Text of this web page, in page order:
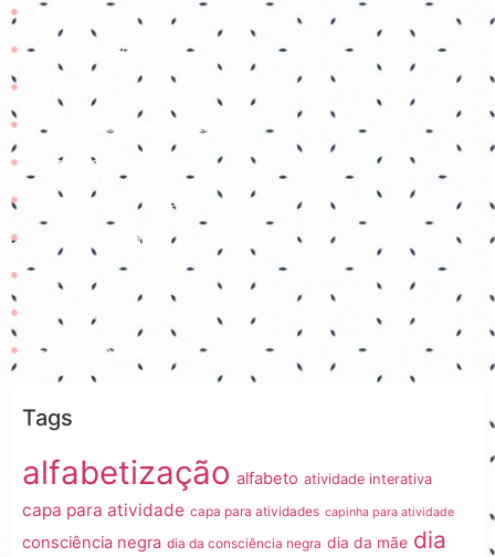
Balão de Ideias
Prof Roh Pedroso
Professora Rebeca Neumann
Jogos educativos
Coisinhas da Tia Cal
@ProfessoraGii
Professora Lisiê
Ensinando com amor
Tags
alfabetização alfabeto atividade interativa
capa para atividade capa para atividades capinha para atividade
consciência negra dia da consciência negra dia da mãe dia